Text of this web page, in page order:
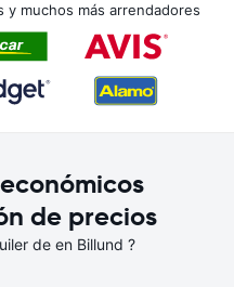
y muchos más arrendadores
de precios
de en Billund ?